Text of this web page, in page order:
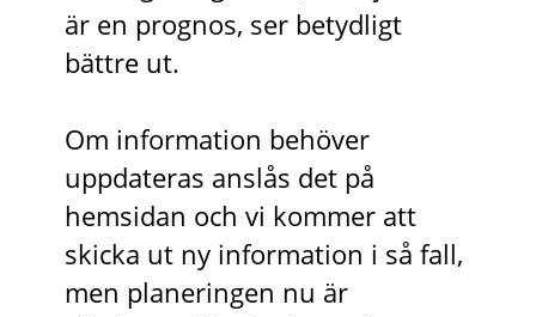
är en prognos, ser betydligt
bättre ut.
Om information behöver
uppdateras anslås det på
hemsidan och vi kommer att
skicka ut ny information i så fall,
men planeringen nu är